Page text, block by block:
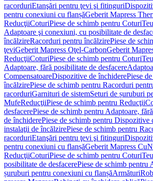
racorduriEtanşări pentru ţevi şi fitinguri
pentru conexiuni cu flanșăGeberit Mapress
ReducţiiCoturiPiese de schimb pentru Coturi
Adaptoare şi conexiuni, cu posibilitate de
încălzireRacorduri pentru încălzirePiese de
ţeviGeberit Mapress Oţel-CarbonGeberit
ReducţiiCoturiPiese de schimb pentru Coturi
Adaptoare, fără posibilitate de desfacere
CompensatoareDispozitive de închiderePiese
încălzirePiese de schimb pentru Racorduri
racorduriGarnituri de sistemSeturi de șuruburi
MufeReducţiiPiese de schimb pentru Reducţii
desfacerePiese de schimb pentru Adaptoare,
de închiderePiese de schimb pentru Dispozitive
instalaţii de încălzirePiese de schimb pentru
racorduriEtanşări pentru ţevi şi fitinguri
pentru conexiuni cu flanșăGeberit Mapress
ReducţiiCoturiPiese de schimb pentru Coturi
posibilitate de desfacerePiese de schimb pentru
șuruburi pentru conexiuni cu flanșăArmături